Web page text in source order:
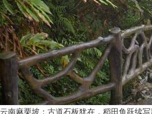
云南麻栗坡：古道石板犹在，稻田鱼跃续写